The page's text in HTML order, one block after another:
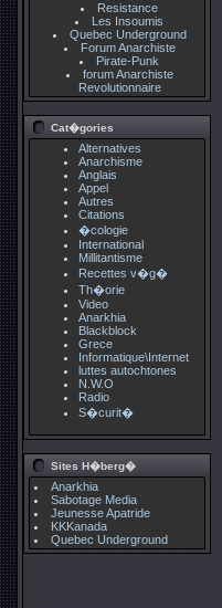
Resistance
Les Insoumis
Quebec Underground
Forum Anarchiste
Pirate-Punk
forum Anarchiste
Revolutionnaire
Cat�gories
Alternatives
Anarchisme
Anglais
Appel
Autres
Citations
�cologie
International
Millitantisme
Recettes v�g�
Th�orie
Video
Anarkhia
Blackblock
Grece
Informatique\Internet
luttes autochtones
N.W.O
Radio
S�curit�
Sites H�berg�
Anarkhia
Sabotage Media
Jeunesse Apatride
KKKanada
Quebec Underground